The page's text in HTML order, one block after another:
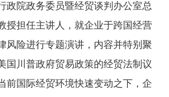
院政务委员暨经贸谈判办公室总
授担任主讲人，就企业于跨国经营
风险进行专题演讲，内容并特别聚
国川普政府贸易政策的经贸法制议
前国际经贸环境快速变动之下，企